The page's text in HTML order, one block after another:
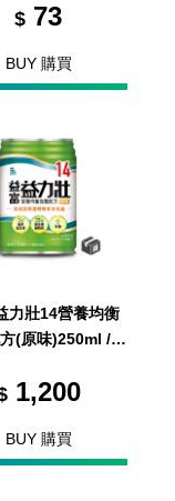
$ 73
BUY 購買
力壯14營養均衡
(原味)250ml / 2
1,200
BUY 購買